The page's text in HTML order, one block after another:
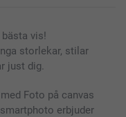
vis!
storlekar, stilar
just dig.
Foto på canvas
erbjuder